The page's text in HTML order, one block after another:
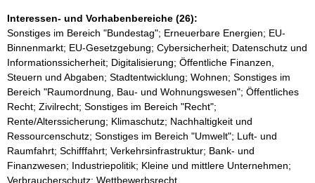
Interessen- und Vorhabenbereiche (26):
Sonstiges im Bereich "Bundestag"; Erneuerbare Energien; EU-
Binnenmarkt; EU-Gesetzgebung; Cybersicherheit; Datenschutz und
Informationssicherheit; Digitalisierung; Öffentliche Finanzen,
Steuern und Abgaben; Stadtentwicklung; Wohnen; Sonstiges im
Bereich "Raumordnung, Bau- und Wohnungswesen"; Öffentliches
Recht; Zivilrecht; Sonstiges im Bereich "Recht";
Rente/Alterssicherung; Klimaschutz; Nachhaltigkeit und
Ressourcenschutz; Sonstiges im Bereich "Umwelt"; Luft- und
Raumfahrt; Schifffahrt; Verkehrsinfrastruktur; Bank- und
Finanzwesen; Industriepolitik; Kleine und mittlere Unternehmen;
Verbraucherschutz; Wettbewerbsrecht